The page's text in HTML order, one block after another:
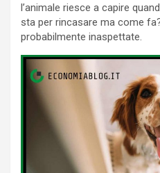
l’animale riesce a capire
sta per rincasare ma come
probabilmente inaspettate.